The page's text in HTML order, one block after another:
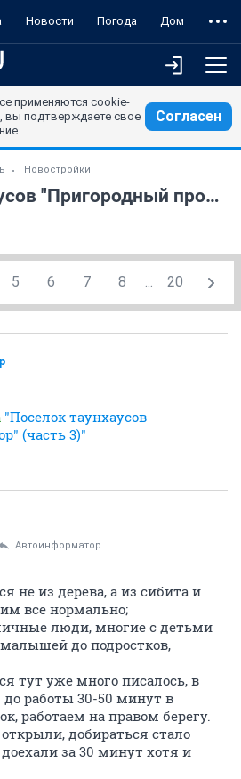
Новости Погода Дом
применяются cookie-
вы подтверждаете свое
Согласен
Новостройки
Поселок таунхаусов "Пригородный простор" (часть 4)
5 6 7 8 ... 20
"Поселок таунхаусов
(часть 3)"
Автоинформатор
не из дерева, а из сибита и
все нормально;
люди, многие с детьми
до подростков,
тут уже много писалось, в
работы 30-50 минут в
работаем на правом берегу.
добираться стало
за 30 минут хотя и